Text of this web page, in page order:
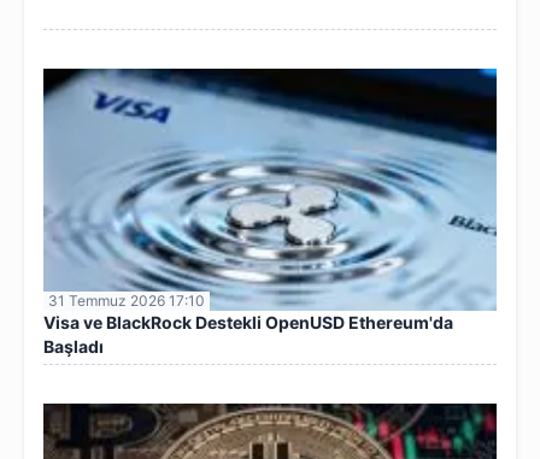
31 Temmuz 2026 17:10
Visa ve BlackRock Destekli OpenUSD Ethereum'da
Başladı